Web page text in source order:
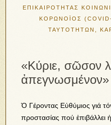
ΕΠΙΚΑΙΡΟΤΗΤΑΣ
ΚΟΡΩΝΟΪΟΣ
ΤΑΥΤΟΤΗΤΩΝ,
«Κύριε, σῶσον
ἀπεγνωσμένον»
Ὁ Γέροντας Εὐθύμιος γιά
προστασίας πού ἐπιβάλλει